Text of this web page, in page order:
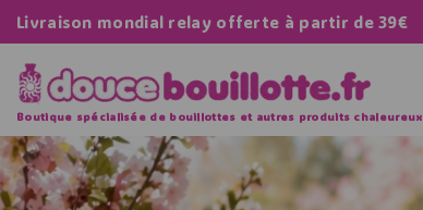
Livraison mondial relay offerte à partir de 39€
Boutique spécialisée de bouillottes et autres produits chaleureux